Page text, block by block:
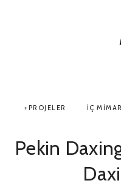
PROJELER İÇ
Pekin